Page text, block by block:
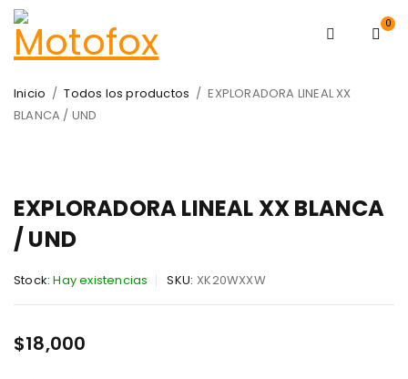
0
Inicio / Todos los productos / EXPLORADORA LINEAL XX
BLANCA / UND
EXPLORADORA LINEAL XX BLANCA
/ UND
Stock: Hay existencias SKU: XK20WXXW
$18,000